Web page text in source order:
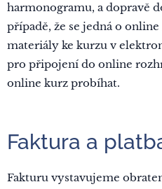
harmonogramu, a dopravě
případě, že se jedná o
materiály ke kurzu v
pro připojení do online
online kurz probíhat.
Faktura a
Fakturu vystavujeme